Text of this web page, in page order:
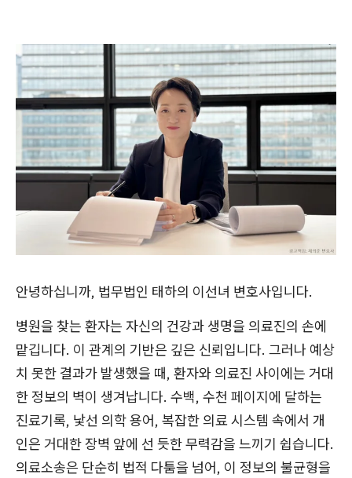
안녕하십니까, 법무법인 태하의 이선녀 변호사입니다.
병원을 찾는 환자는 자신의 건강과 생명을 의료진의 손에
맡깁니다. 이 관계의 기반은 깊은 신뢰입니다. 그러나 예상
치 못한 결과가 발생했을 때, 환자와 의료진 사이에는 거대
한 정보의 벽이 생겨납니다. 수백, 수천 페이지에 달하는
진료기록, 낯선 의학 용어, 복잡한 의료 시스템 속에서 개
인은 거대한 장벽 앞에 선 듯한 무력감을 느끼기 쉽습니다.
의료소송은 단순히 법적 다툼을 넘어, 이 정보의 불균형을